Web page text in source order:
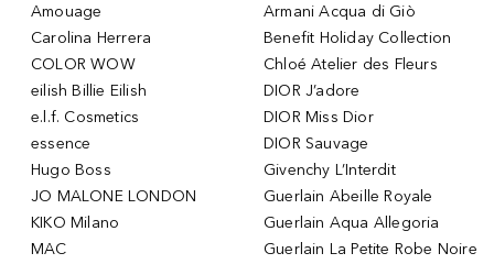
Amouage
Carolina Herrera
COLOR WOW
eilish Billie Eilish
e.l.f. Cosmetics
essence
Hugo Boss
JO MALONE LONDON
KIKO Milano
MAC
Armani Acqua di Giò
Benefit Holiday Collection
Chloé Atelier des Fleurs
DIOR J’adore
DIOR Miss Dior
DIOR Sauvage
Givenchy L’Interdit
Guerlain Abeille Royale
Guerlain Aqua Allegoria
Guerlain La Petite Robe Noire